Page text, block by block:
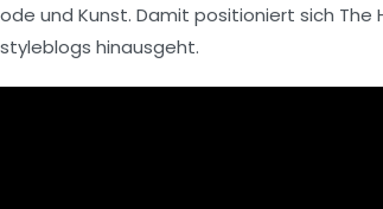
und Kunst. Damit positioniert sich The
hinausgeht.